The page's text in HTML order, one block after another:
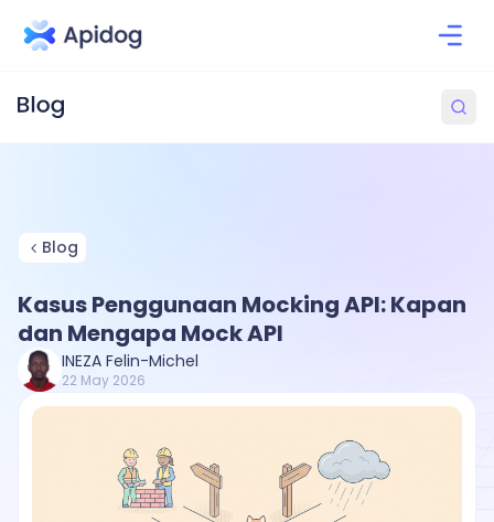
Blog
Kasus Penggunaan Mocking API: Kapan
dan Mengapa Mock API
INEZA Felin-Michel
22 May 2026